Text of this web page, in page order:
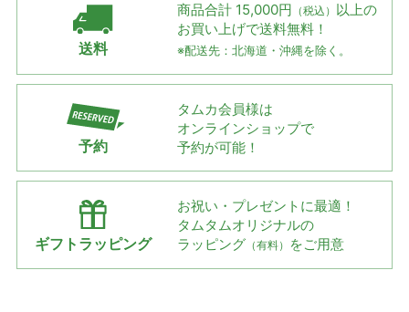
送料
商品合計 15,000円 （税込） 以上の
お買い上げで送料無料！
※配送先：北海道・沖縄を除く。
予約
タムカ会員様は
オンラインショップで
予約が可能！
ギフトラッピング
お祝い・プレゼントに最適！
タムタムオリジナルの
ラッピング （有料） をご用意